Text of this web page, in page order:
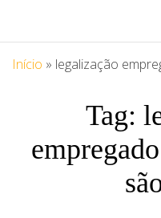
Início » legalização
Tag: